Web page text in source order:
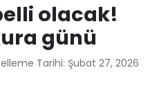
olacak!
günü
Tarihi: Şubat 27, 2026